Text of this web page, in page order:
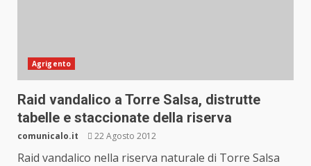
Agrigento
Raid vandalico a Torre Salsa, distrutte
tabelle e staccionate della riserva
comunicalo.it 22 Agosto 2012
Raid vandalico nella riserva naturale di Torre Salsa